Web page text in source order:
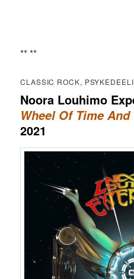
** **
CLASSIC ROCK,
Noora Louhimo
Wheel Of Time And
2021